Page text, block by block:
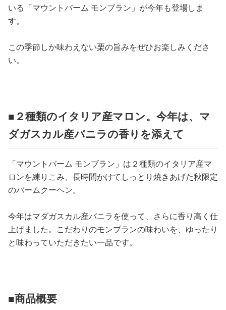
占い
いる「マウントバーム モンブラン」が今年も登場しま
す。
この季節しか味わえない栗の旨みをぜひお楽しみくださ
い。
■２種類のイタリア産マロン。今年は、マ
ダガスカル産バニラの香りを添えて
「マウントバーム モンブラン」は２種類のイタリア産マ
ロンを練りこみ、長時間かけてしっとり焼きあげた秋限定
のバームクーヘン。
今年はマダガスカル産バニラを使って、さらに香り高く仕
上げました。こだわりのモンブランの味わいを、ゆったり
と味わっていただきたい一品です。
■商品概要